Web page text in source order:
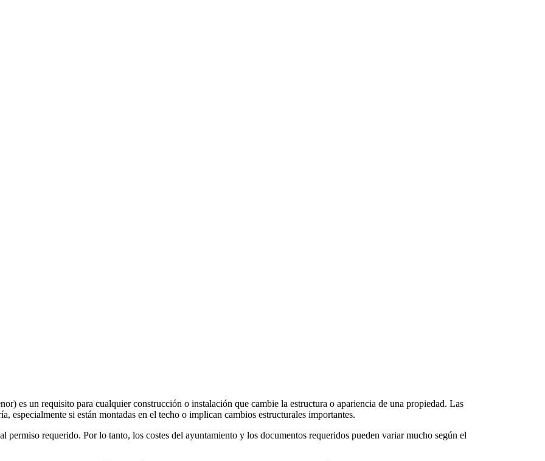
es un requisito para cualquier construcción o instalación que cambie la estructura o apariencia de una propiedad. Las
especialmente si están montadas en el techo o implican cambios estructurales importantes.
permiso requerido. Por lo tanto, los costes del ayuntamiento y los documentos requeridos pueden variar mucho según el